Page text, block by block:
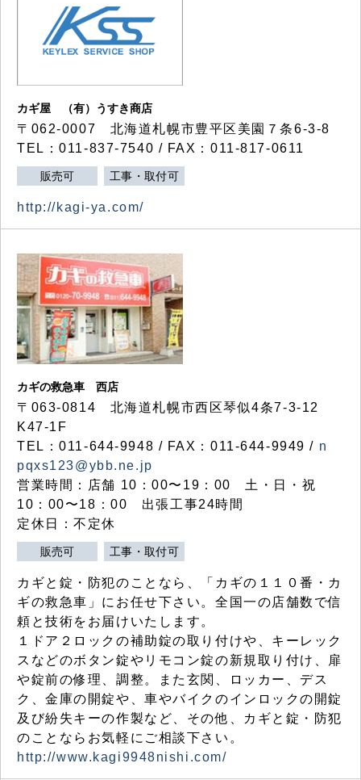
カギ屋 （有）うすき商店
〒062-0007 北海道札幌市豊平区美園７条6-3-8
TEL：011-837-7540 / FAX：011-817-0611
販売可 工事・取付可
http://kagi-ya.com/
カギの救急車 西店
〒063-0814 北海道札幌市西区琴似4条7-3-12
K47-1F
TEL：011-644-9948 / FAX：011-644-9949 / n
pqxs123@ybb.ne.jp
営業時間：店舗 10：00〜19：00 土・日・祝
10：00〜18：00 出張工事24時間
定休日：不定休
販売可 工事・取付可
カギと錠・防犯のことなら、「カギの１１０番・カ
ギの救急車」にお任せ下さい。全国一の店舗数で信
頼と技術をお届けいたします。
１ドア２ロックの補助錠の取り付けや、キーレック
スなどのボタン錠やリモコン錠の新規取り付け、扉
や錠前の修理、調整。また玄関、ロッカー、デス
ク、金庫の開錠や、車やバイクのインロックの開錠
及び紛失キーの作製など、その他、カギと錠・防犯
のことならお気軽にご相談下さい。
http://www.kagi9948nishi.com/